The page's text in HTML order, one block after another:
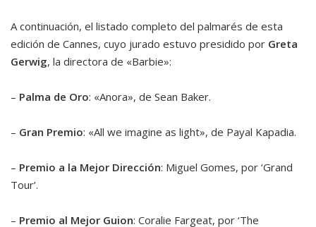
A continuación, el listado completo del palmarés de esta
edición de Cannes, cuyo jurado estuvo presidido por Greta
Gerwig, la directora de «Barbie»:
– Palma de Oro: «Anora», de Sean Baker.
– Gran Premio: «All we imagine as light», de Payal Kapadia.
– Premio a la Mejor Dirección: Miguel Gomes, por ‘Grand
Tour’.
– Premio al Mejor Guion: Coralie Fargeat, por ‘The